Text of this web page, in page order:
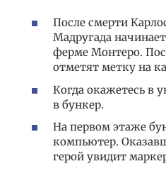
После смерти
Мадругада
ферме Монтеро.
отметят метку на
Когда окажетесь в
в бункер.
На первом этаже
компьютер.
герой увидит